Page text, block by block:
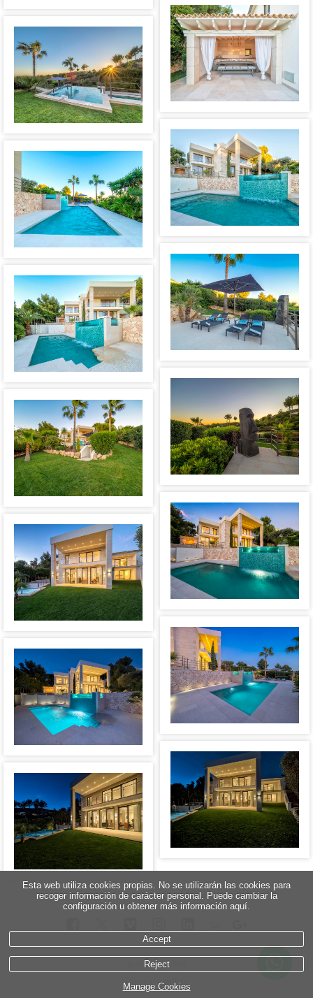
privacy policy
Cookies policy
Esta web utiliza cookies propias. No se utilizarán las cookies para
recoger información de carácter personal. Puede cambiar la
configuración u obtener más información aquí.
Accept
Reject
Manage Cookies